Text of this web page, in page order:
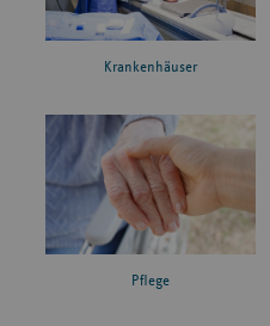
Krankenhäuser
Pflege